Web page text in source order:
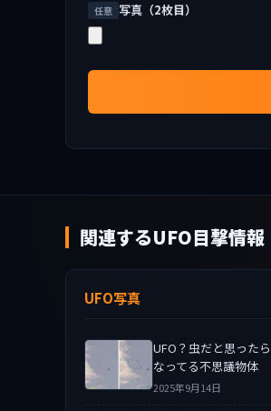
任意 写真（2枚目）
関連するUFO目撃情報
UFO写真
UFO？虫だと思った
なってる不思議物体
2025年9月14日